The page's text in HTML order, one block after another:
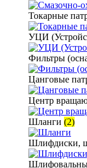
Токарные
УЦИ
Фильтры
Цанговые
Центр
Шланги (2)
Шлифдиски,